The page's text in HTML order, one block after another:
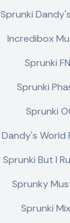
Sprunki
Incredibox
Sprunki
Sprunki
Sprunki
Dandy's World
Sprunki But I
Sprunky
Sprunki